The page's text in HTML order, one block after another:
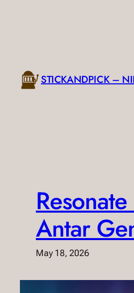
STICKANDPICK –
Antar
May 18, 2026